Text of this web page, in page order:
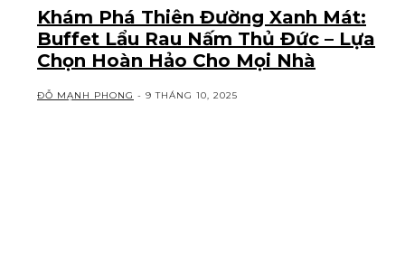
Khám Phá Thiên Đường Xanh Mát:
Buffet Lẩu Rau Nấm Thủ Đức – Lựa
Chọn Hoàn Hảo Cho Mọi Nhà
ĐỖ MẠNH PHONG - 9 THÁNG 10, 2025